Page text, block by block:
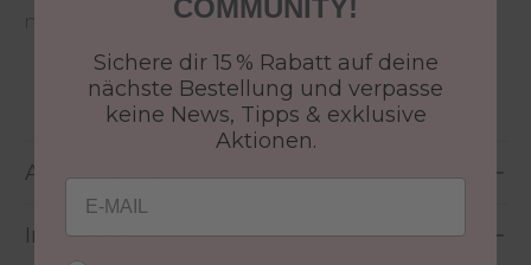
natürlichem Tageslicht ausgesetzt wird.
Größe: 8 ml
Anwendung
Inhaltsstoffe
COMMUNITY!
Sichere dir 15 % Rabatt auf deine
nächste Bestellung und verpasse
keine News, Tipps & exklusive
Aktionen.
Email